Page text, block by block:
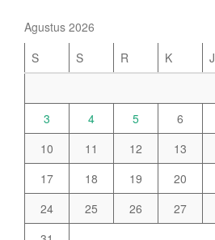
Agustus 2026
S
S R K J
3
4 5 6
10
11 12 13
17
18 19 20
24
25 26 27